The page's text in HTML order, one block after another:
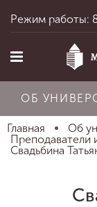
Режим работы:
ОБ
Главная
Об
Преподаватели
Свадьбина